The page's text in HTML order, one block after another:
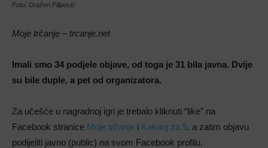
Foto: Dražen Filipović
Moje trčanje – trcanje.net
Imali smo 34 podjele objave, od toga je 31 bila javna. Dvije
su bile duple, a pet od organizatora.
Za učešće u nagradnoj igri je trebalo kliknuti “like” na
Facebook stranice Moje trčanje i Kakanj za 5, a zatim objavu
podijeliti javno (public) na svom Facebook profilu.